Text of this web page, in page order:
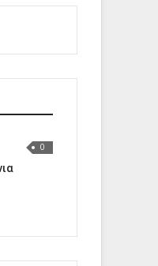
0